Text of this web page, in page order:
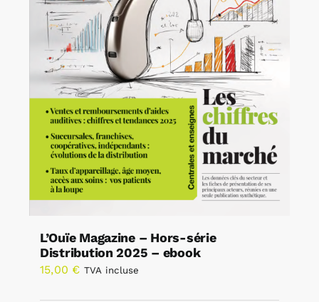
L’Ouïe Magazine – Hors-série
Distribution 2025 – ebook
15,00 € TVA incluse